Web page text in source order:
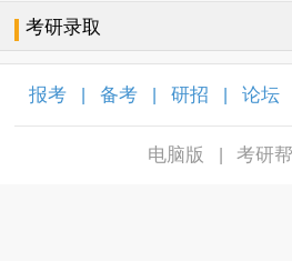
考研录取
报考 备考 研招 论坛
电脑版 考研